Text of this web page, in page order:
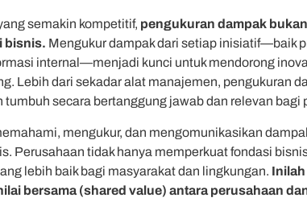
semakin kompetitif, pengukuran dampak
bisnis. Mengukur dampak dari setiap inisiatif—baik
internal—menjadi kunci untuk mendorong
Lebih dari sekadar alat manajemen, pengukuran
secara bertanggung jawab dan relevan bagi
mengukur, dan mengomunikasikan
Perusahaan tidak hanya memperkuat fondasi
lebih baik bagi masyarakat dan lingkungan.
bersama (shared value) antara perusahaan